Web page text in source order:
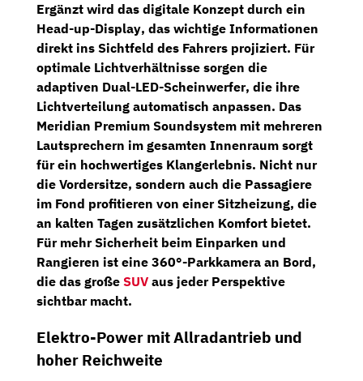
Ergänzt wird das digitale Konzept durch ein
Head-up-Display, das wichtige Informationen
direkt ins Sichtfeld des Fahrers projiziert. Für
optimale Lichtverhältnisse sorgen die
adaptiven Dual-LED-Scheinwerfer, die ihre
Lichtverteilung automatisch anpassen. Das
Meridian Premium Soundsystem mit mehreren
Lautsprechern im gesamten Innenraum sorgt
für ein hochwertiges Klangerlebnis. Nicht nur
die Vordersitze, sondern auch die Passagiere
im Fond profitieren von einerSitzheizung, die
an kalten Tagen zusätzlichen Komfort bietet.
Für mehr Sicherheit beim Einparken und
Rangieren ist eine 360°-Parkkamera an Bord,
die das große SUV aus jeder Perspektive
sichtbar macht.
Elektro-Power mit Allradantrieb und
hoher Reichweite